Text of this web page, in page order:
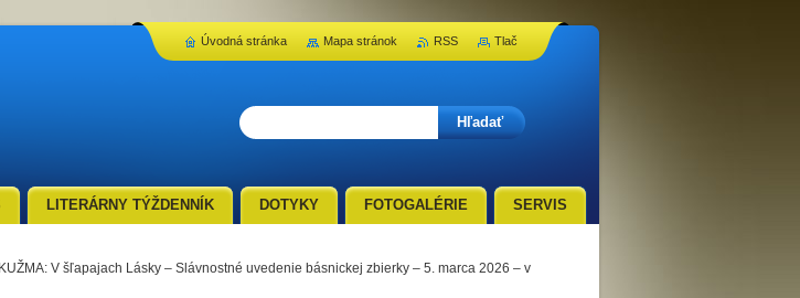
KUŽMA: V šľapajach Lásky – Slávnostné uvedenie básnickej zbierky – 5. marca 2026 – v
LITERÁRNY TÝŽDENNÍK DOTYKY FOTOGALÉRIE SERVIS
Úvodná stránka Mapa stránok RSS Tlač